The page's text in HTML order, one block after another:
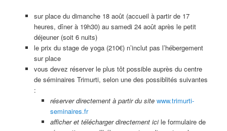
sur place du dimanche 18 août (accueil à partir de 17
heures, dîner à 19h30) au samedi 24 août après le petit
déjeuner (soit 6 nuits)
le prix du stage de yoga (210€) n’inclut pas l’hébergement
sur place
vous devez réserver le plus tôt possible auprès du centre
de séminaires Trimurti, selon une des possiblités suivantes
:
réserver directement à partir du sitewww.trimurti-
seminaires.fr
afficher et télécharger directement icile formulaire de